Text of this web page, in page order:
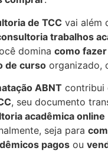
de TCC vai além
trabalhos
domina como
de curso organizado,
ABNT contribui
, seu documento
acadêmica online
seja para
pagos ou